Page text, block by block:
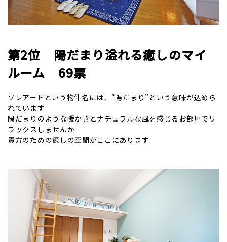
第2位 陽だまり溢れる癒しのマイ
ルーム 69票
ソレアードという物件名には、“陽だまり”という意味が込めら
れています
陽だまりのような暖かさとナチュラルな風を感じるお部屋でリ
ラックスしませんか
貴方のための癒しの空間がここにあります